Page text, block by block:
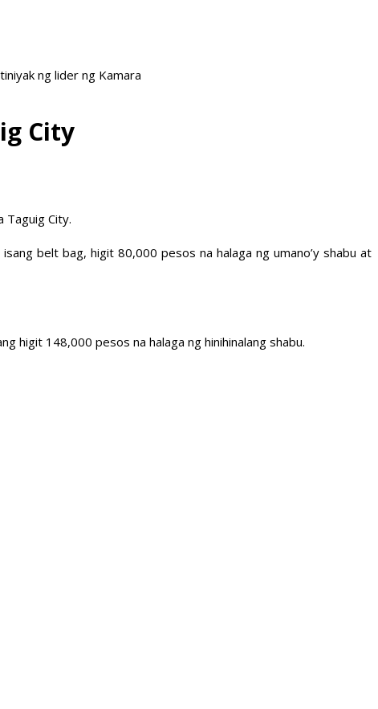
ng lider ng Kamara
City
Taguig City.
belt bag, higit 80,000 pesos na halaga ng umano’y shabu at
higit 148,000 pesos na halaga ng hinihinalang shabu.